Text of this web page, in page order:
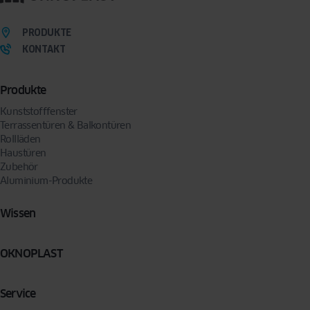
Produkte
Kunststofffenster
Terrassentüren & Balkontüren
Rollläden
Haustüren
Zubehör
Aluminium-Produkte
Wissen
OKNOPLAST
Service
PRODUKTE
KONTAKT